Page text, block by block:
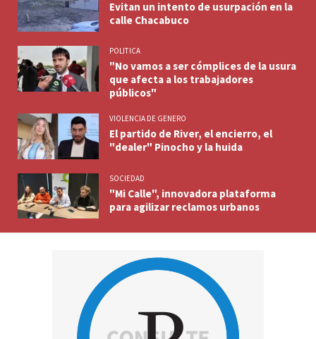
Evitan un intento de usurpación en la
calle Chacabuco
POLITICA
"No vamos a ser cómplices de la usura
que afecta a los trabajadores
públicos"
VIOLENCIA DE GENERO
El partido de River, el encierro, el
"dealer" Pinocho y la huida
SOCIEDAD
"Mi Calle", innovadora plataforma
para agilizar reclamos urbanos